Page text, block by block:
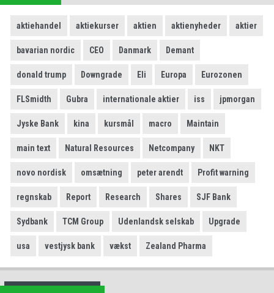
aktiehandel aktiekurser aktien aktienyheder aktier
bavarian nordic CEO Danmark Demant
donald trump Downgrade Eli Europa Eurozonen
FLSmidth Gubra internationale aktier iss jpmorgan
Jyske Bank kina kursmål macro Maintain
main text Natural Resources Netcompany NKT
novo nordisk omsætning peter arendt Profit warning
regnskab Report Research Shares SJF Bank
Sydbank TCM Group Udenlandsk selskab Upgrade
usa vestjysk bank vækst Zealand Pharma